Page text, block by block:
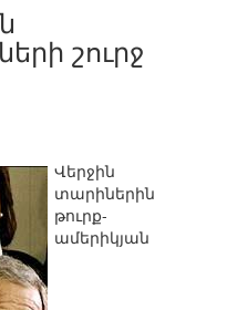
շուրջ
Վերջին
տարիներին
թուրք-
ամերիկյան